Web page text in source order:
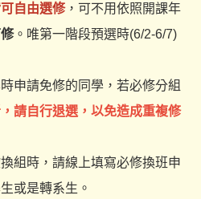
自由選修，可不用依照開課年
。唯第一階段預選時(6/2-6/7)
申請免修的同學，若必修分組
請自行退選，以免造成重複修
組時，請線上填寫必修換班申
或是轉系生。